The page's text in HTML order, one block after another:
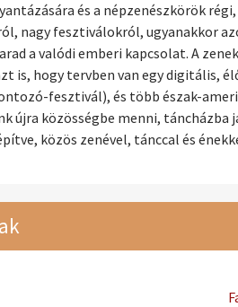
és a népzenészkörök
nagy fesztiválokról, ugyanakkor
a valódi emberi kapcsolat. A
is, hogy tervben van egy digitális,
fesztivál), és több észak-
újra közösségbe menni,
közös zenével, tánccal és